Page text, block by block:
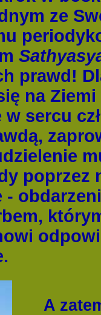
ze
prawd!
na
sercu
poprzez
-
A